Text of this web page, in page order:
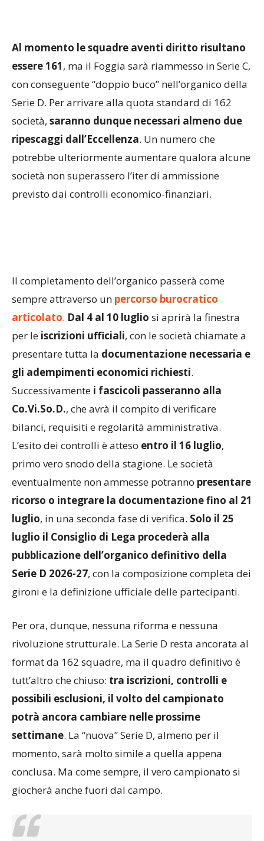
essere 161, ma il Foggia sarà riammesso in Serie C,
con conseguente “doppio buco” nell’organico della
Serie D. Per arrivare alla quota standard di 162
società, saranno dunque necessari almeno due
ripescaggi dall’Eccellenza. Un numero che
potrebbe ulteriormente aumentare qualora alcune
società non superassero l’iter di ammissione
previsto dai controlli economico-finanziari.
sempre attraverso unpercorso burocratico
articolato.Dal 4 al 10 lugliosi aprirà la finestra
per leiscrizioni ufficiali, con le società chiamate a
presentare tutta ladocumentazione necessaria e
gli adempimenti economici richiesti.
Successivamentei fascicoli passeranno alla
Co.Vi.So.D., che avrà il compito di verificare
bilanci, requisiti e regolarità amministrativa.
L’esito dei controlli è attesoentro il 16 luglio
primo vero snodo della stagione. Le società
eventualmente non ammesse potrannopresentare
ricorso o integrare la documentazione fino al 21
luglio, in una seconda fase di verifica.Solo il 25
luglio il Consiglio di Lega procederà alla
pubblicazione dell’organico definitivo della
Serie D 2026-27, con la composizione completa dei
gironi e la definizione ufficiale delle partecipanti.
rivoluzione strutturale. La Serie D resta ancorata al
format da 162 squadre, ma il quadro definitivo è
tutt’altro che chiuso:tra iscrizioni, controlli e
possibili esclusioni, il volto del campionato
potrà ancora cambiare nelle prossime
settimane. La “nuova” Serie D, almeno per il
momento, sarà molto simile a quella appena
conclusa. Ma come sempre, il vero campionato si
giocherà anche fuori dal campo.